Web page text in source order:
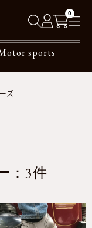
0
sports
ズ
：3件